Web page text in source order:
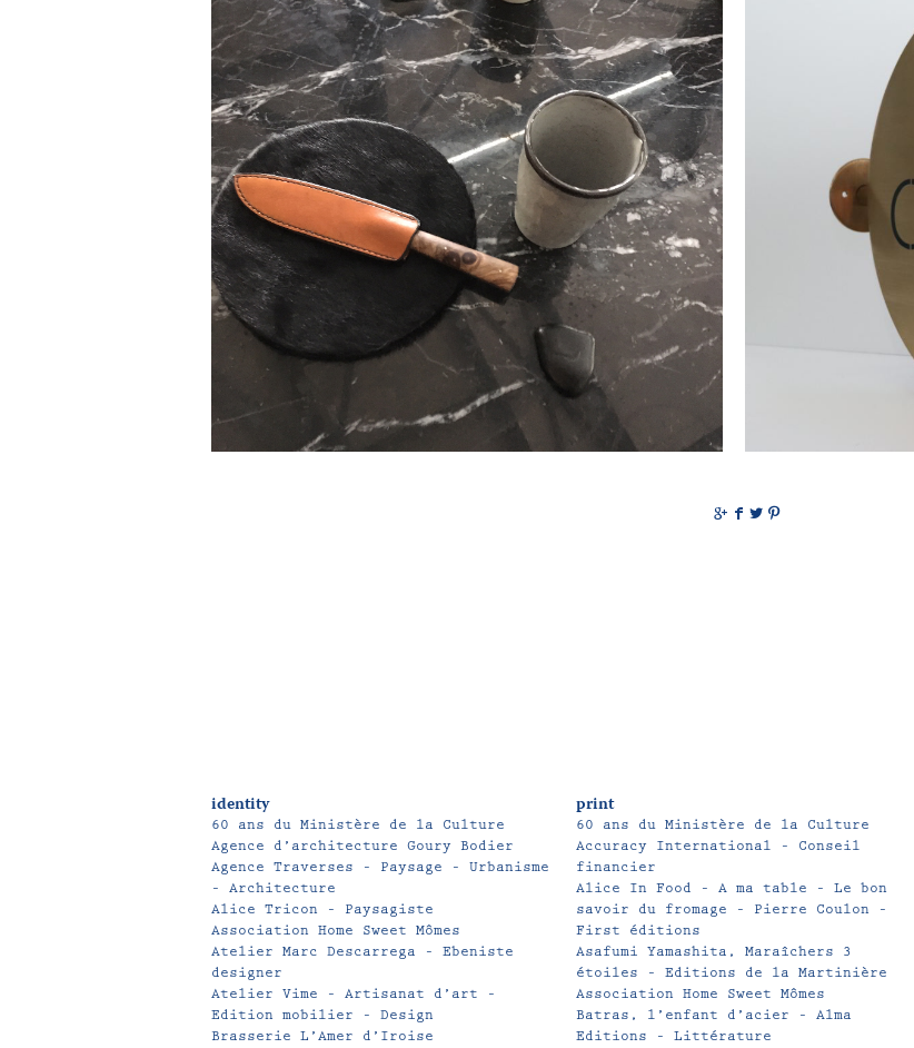
g f t p
identity
60 ans du Ministère de la Culture
Agence d’architecture Goury Bodier
Agence Traverses – Paysage – Urbanisme
– Architecture
Alice Tricon – Paysagiste
Association Home Sweet Mômes
Atelier Marc Descarrega – Ebeniste
designer
Atelier Vime – Artisanat d’art –
Edition mobilier – Design
Brasserie L’Amer d’Iroise
print
60 ans du Ministère de la Culture
Accuracy International – Conseil
financier
Alice In Food – A ma table – Le bon
savoir du fromage – Pierre Coulon –
First éditions
Asafumi Yamashita, Maraîchers 3
étoiles – Editions de la Martinière
Association Home Sweet Mômes
Batras, l’enfant d’acier – Alma
Editions – Littérature